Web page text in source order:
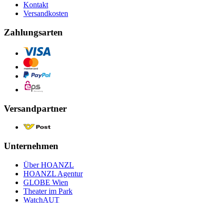
Kontakt
Versandkosten
Zahlungsarten
Versandpartner
Unternehmen
Über HOANZL
HOANZL Agentur
GLOBE Wien
Theater im Park
WatchAUT